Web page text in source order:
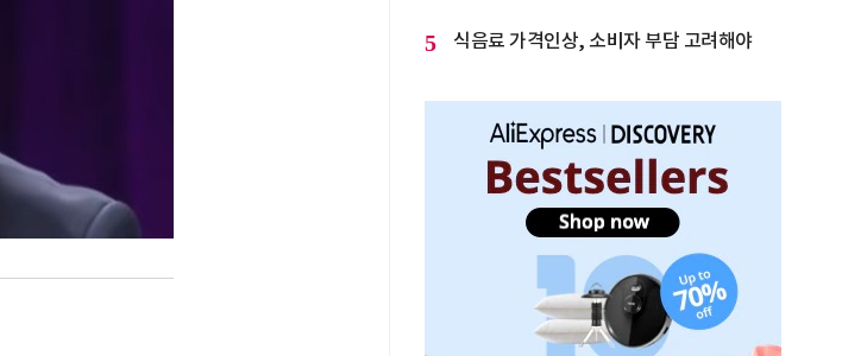
5 식음료 가격인상, 소비자 부담 고려해야